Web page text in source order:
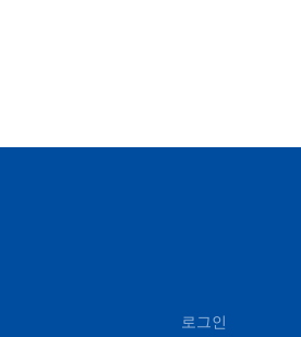
로그인